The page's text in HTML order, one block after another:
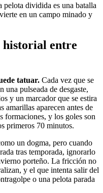
pelota dividida es una batalla
en un campo minado y
historial entre
tatuar. Cada vez que se
una pulseada de desgaste,
y un marcador que se estira
amarillas aparecen antes de
formaciones, y los goles son
primeros 70 minutos.
un dogma, pero cuando
tras temporada, ignorarlo
porteño. La fricción no
y el que intenta salir del
o una pelota parada